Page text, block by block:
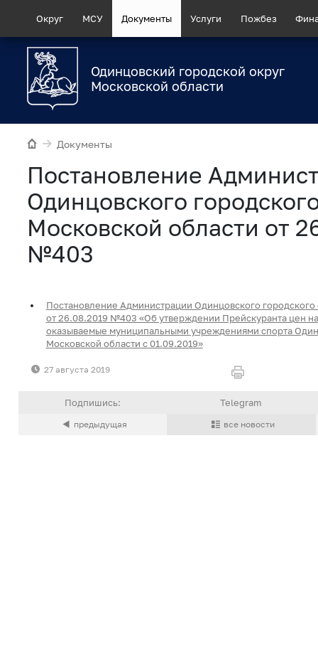
Округ МСУ Документы Услуги Пожбез
Одинцовский городской округ
Московской области
Документы
Постановление
Одинцовского
Московской области от
№403
Постановление Администрации Одинцовского городского
от 26.08.2019 №403 «Об утверждении Прейскуранта цен
оказываемые муниципальными учреждениями спорта
Московской области с 01.09.2019»
27 августа 2019